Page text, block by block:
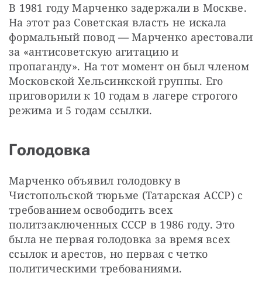
В 1981 году Марченко задержали в Москве.
На этот раз Советская власть не искала
формальный повод — Марченко арестовали
за «антисоветскую агитацию и
пропаганду». На тот момент он был членом
Московской Хельсинкской группы. Его
приговорили к 10 годам в лагере строгого
режима и 5 годам ссылки.
Голодовка
Марченко объявил голодовку в
Чистопольской тюрьме (Татарская АССР) с
требованием освободить всех
политзаключенных СССР в 1986 году. Это
была не первая голодовка за время всех
ссылок и арестов, но первая с четко
политическими требованиями.